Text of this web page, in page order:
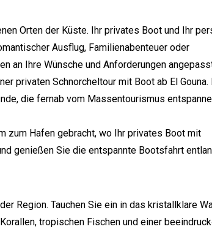
Orten der Küste. Ihr privates Boot und Ihr
Ausflug, Familienabenteuer oder
an Ihre Wünsche und Anforderungen
privaten Schnorcheltour mit Boot ab El Gouna.
die fernab vom Massentourismus
zum Hafen gebracht, wo Ihr privates Boot mit
genießen Sie die entspannte Bootsfahrt
Region. Tauchen Sie ein in das kristallklare
tropischen Fischen und einer